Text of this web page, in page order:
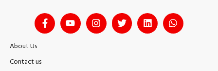
About Us
Contact us